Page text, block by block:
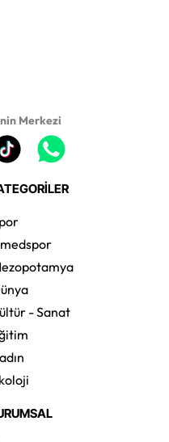
Merkezi
- Sanat